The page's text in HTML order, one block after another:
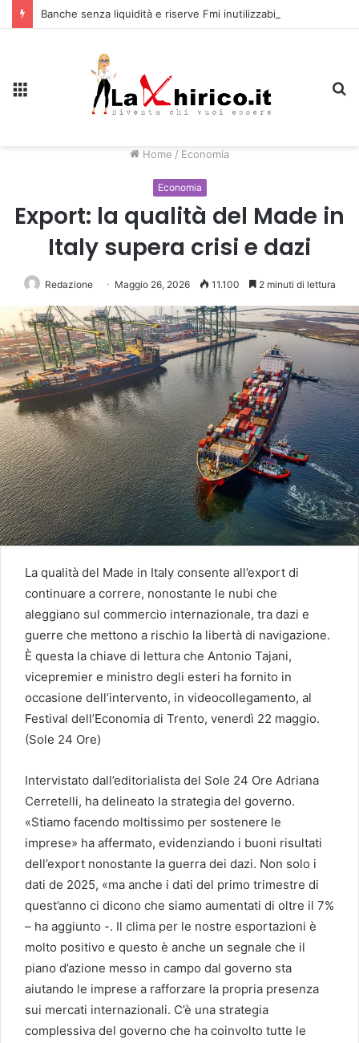
Home / Economia
Economia
Export: la qualità del Made in
Italy supera crisi e dazi
Redazione Maggio 26, 2026 11.100 2 minuti di lettura
La qualità del Made in Italy consente all’export di
continuare a correre, nonostante le nubi che
aleggiano sul commercio internazionale, tra dazi e
guerre che mettono a rischio la libertà di navigazione.
È questa la chiave di lettura che Antonio Tajani,
vicepremier e ministro degli esteri ha fornito in
occasione dell’intervento, in videocollegamento, al
Festival dell’Economia di Trento, venerdì 22 maggio.
(Sole 24 Ore)
Intervistato dall’editorialista del Sole 24 Ore Adriana
Cerretelli, ha delineato la strategia del governo.
«Stiamo facendo moltissimo per sostenere le
imprese» ha affermato, evidenziando i buoni risultati
dell’export nonostante la guerra dei dazi. Non solo i
dati de 2025, «ma anche i dati del primo trimestre di
quest’anno ci dicono che siamo aumentati di oltre il 7%
– ha aggiunto -. Il clima per le nostre esportazioni è
molto positivo e questo è anche un segnale che il
piano d’azione messo in campo dal governo sta
aiutando le imprese a rafforzare la propria presenza
sui mercati internazionali. C’è una strategia
complessiva del governo che ha coinvolto tutte le